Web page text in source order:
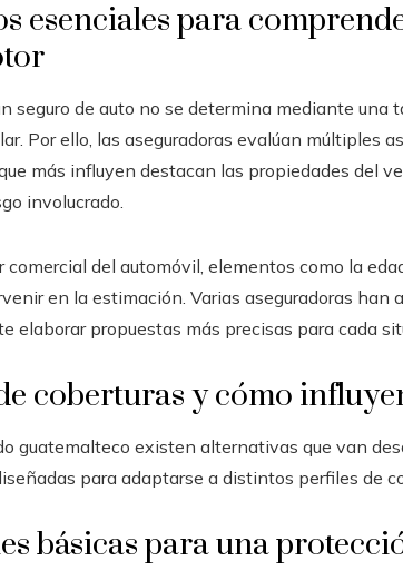
esenciales para
seguro de auto no se determina mediante una
Por ello, las aseguradoras evalúan múltiples
más influyen destacan las propiedades del
involucrado.
comercial del automóvil, elementos como la
en la estimación. Varias aseguradoras han
elaborar propuestas más precisas para cada
coberturas y cómo
guatemalteco existen alternativas que van
para adaptarse a distintos perfiles de
básicas para una